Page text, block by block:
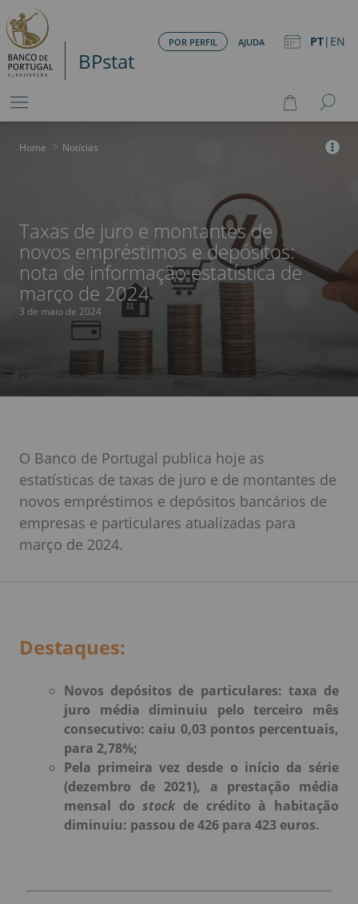
BPstat
PT| EN
POR PERFIL AJUDA
Home > Notícias
Taxas de juro e montantes de
novos empréstimos e depósitos:
nota de informação estatística de
março de 2024
3 de maio de 2024
O Banco de Portugal publica hoje as
estatísticas de taxas de juro e de montantes de
novos empréstimos e depósitos bancários de
empresas e particulares atualizadas para
março de 2024.
Destaques:
Novos depósitos de particulares: taxa de
juro média diminuiu pelo terceiro mês
consecutivo: caiu 0,03 pontos percentuais,
para 2,78%;
Pela primeira vez desde o início da série
(dezembro de 2021), a prestação média
mensal dostockde crédito à habitação
diminuiu: passou de 426 para 423 euros.